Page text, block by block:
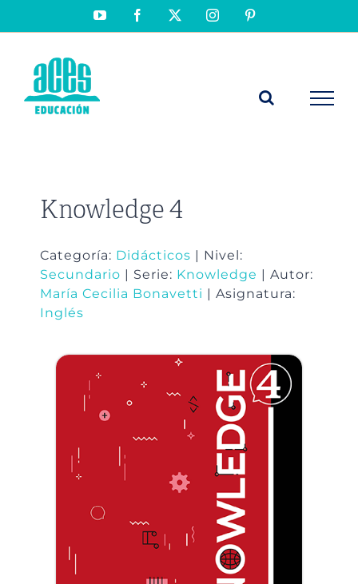
YouTubeFacebook Instagram
Knowledge 4
Categoría: Didácticos | Nivel:
Secundario | Serie: Knowledge
| Autor:
María Cecilia Bonavetti
| Asignatura:
Inglés